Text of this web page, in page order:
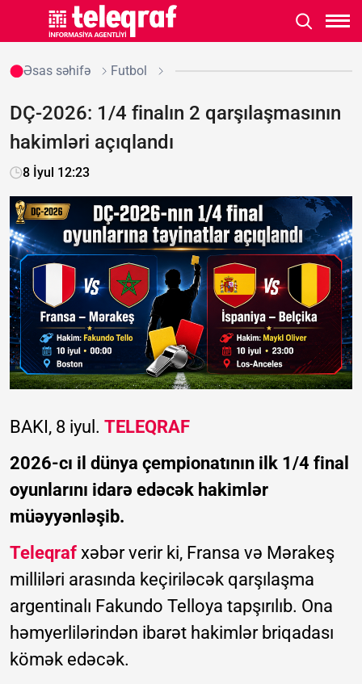
Əsas səhifə Futbol
DÇ-2026: 1/4 finalın 2 qarşılaşmasının
hakimləri açıqlandı
8 İyul 12:23
BAKI, 8 iyul. TELEQRAF
2026-cı il dünya çempionatının ilk 1/4 final
oyunlarını idarə edəcək hakimlər
müəyyənləşib.
Teleqraf xəbər verir ki, Fransa və Mərakeş
milliləri arasında keçiriləcək qarşılaşma
argentinalı Fakundo Telloya tapşırılıb. Ona
həmyerlilərindən ibarət hakimlər briqadası
kömək edəcək.